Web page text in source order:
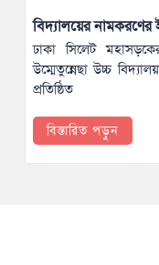
বিদ্যালয়ের নামকরণের
ঢাকা সিলেট
উম্মেতুন্নেছা উচ্চ
প্রতিষ্ঠিত
বিস্তারিত পড়ুন